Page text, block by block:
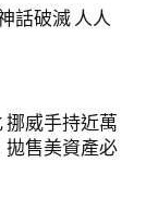
話破滅 人人
挪威手持近萬
拋售美資產必